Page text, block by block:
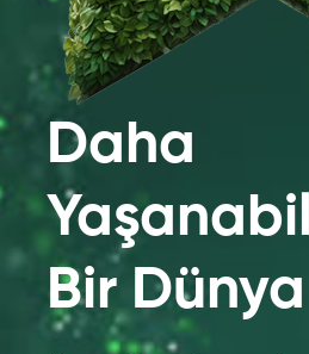
Daha
Bir